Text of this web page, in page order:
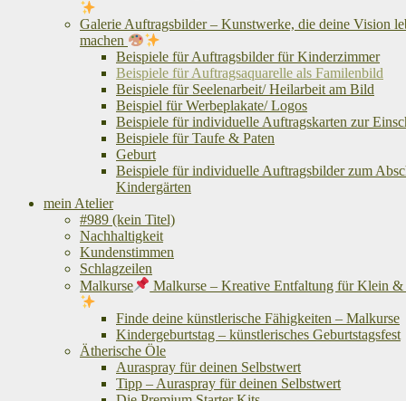
Galerie Auftragsbilder – Kunstwerke, die deine Vision
machen
Beispiele für Auftragsbilder für Kinderzimmer
Beispiele für Auftragsaquarelle als Familenbild
Beispiele für Seelenarbeit/ Heilarbeit am Bild
Beispiel für Werbeplakate/ Logos
Beispiele für individuelle Auftragskarten zur
Beispiele für Taufe & Paten
Geburt
Beispiele für individuelle Auftragsbilder zum
Kindergärten
mein Atelier
#989 (kein Titel)
Nachhaltigkeit
Kundenstimmen
Schlagzeilen
Malkurse
Malkurse – Kreative Entfaltung für Klein
Finde deine künstlerische Fähigkeiten – Malkurse
Kindergeburtstag – künstlerisches Geburtstagsfest
Ätherische Öle
Auraspray für deinen Selbstwert
Tipp – Auraspray für deinen Selbstwert